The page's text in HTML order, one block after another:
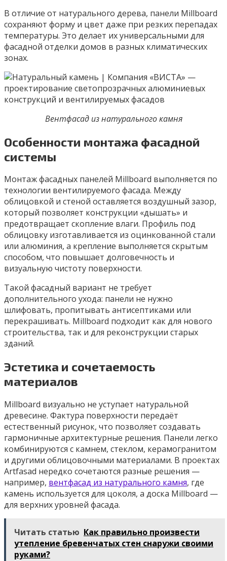
В отличие от натурального дерева, панели Millboard
сохраняют форму и цвет даже при резких перепадах
температуры. Это делает их универсальными для
фасадной отделки домов в разных климатических
зонах.
Вентфасад из натурального камня
Особенности монтажа фасадной
системы
Монтаж фасадных панелей Millboard выполняется по
технологии вентилируемого фасада. Между
облицовкой и стеной оставляется воздушный зазор,
который позволяет конструкции «дышать» и
предотвращает скопление влаги. Профиль под
облицовку изготавливается из оцинкованной стали
или алюминия, а крепление выполняется скрытым
способом, что повышает долговечность и
визуальную чистоту поверхности.
Такой фасадный вариант не требует
дополнительного ухода: панели не нужно
шлифовать, пропитывать антисептиками или
перекрашивать. Millboard подходит как для нового
строительства, так и для реконструкции старых
зданий.
Эстетика и сочетаемость
материалов
Millboard визуально не уступает натуральной
древесине. Фактура поверхности передаёт
естественный рисунок, что позволяет создавать
гармоничные архитектурные решения. Панели легко
комбинируются с камнем, стеклом, керамогранитом
и другими облицовочными материалами. В проектах
Artfasad нередко сочетаются разные решения —
например, вентфасад из натурального камня, где
камень используется для цоколя, а доска Millboard —
для верхних уровней фасада.
Читать статью Как правильно произвести
утепление бревенчатых стен снаружи своими
руками?